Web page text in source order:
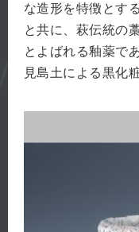
な造形を特徴とす
と共に、萩伝統の
とよばれる釉薬で
見島土による黒化